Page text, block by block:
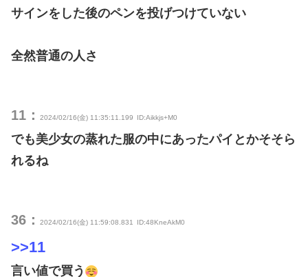
サインをした後のペンを投げつけていない
全然普通の人さ
11： 2024/02/16(金) 11:35:11.199 ID:Aikkjs+M0
でも美少女の蒸れた服の中にあったパイとかそそら
れるね
36： 2024/02/16(金) 11:59:08.831 ID:48KneAkM0
>>11
言い値で買う